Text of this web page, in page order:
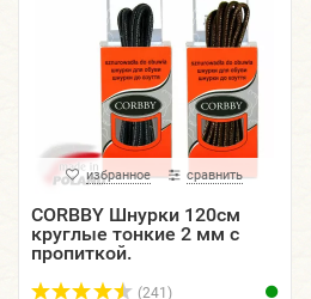
избранное сравнить
CORBBY Шнурки 120см
круглые тонкие 2 мм с
пропиткой.
(241)